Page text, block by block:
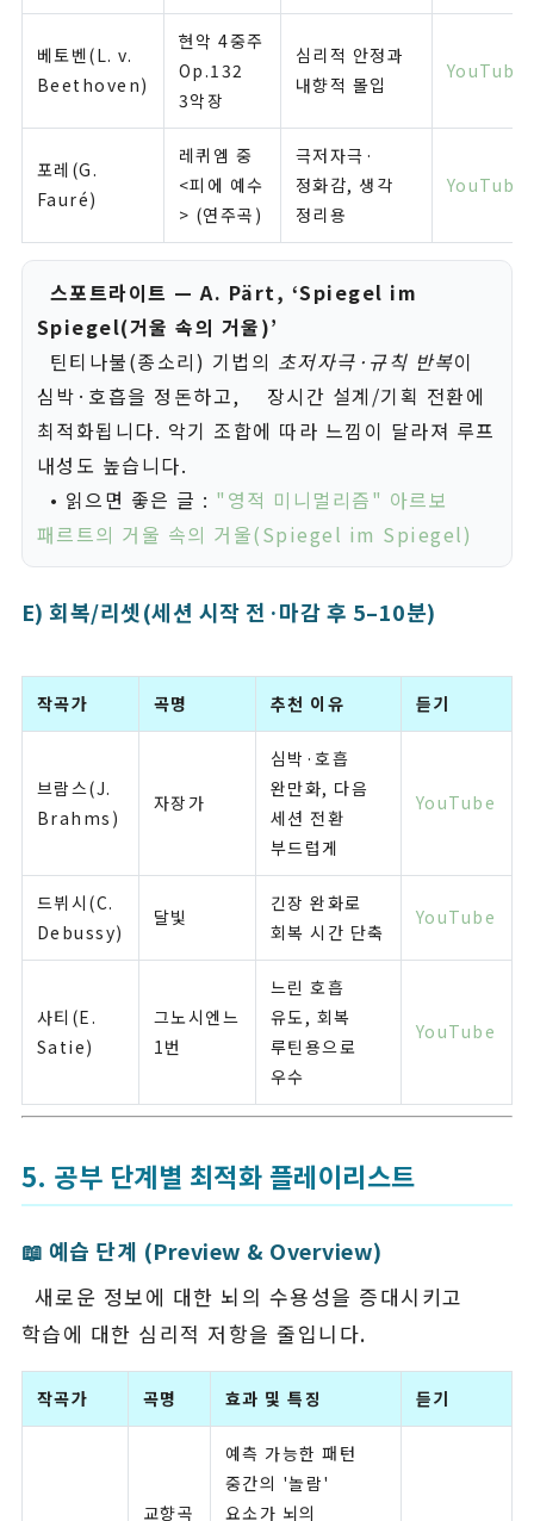
베토벤(L. v.
Beethoven)
현악 4중주
Op.132
3악장
심리적 안정과
내향적 몰입
YouTube
포레(G.
Fauré)
레퀴엠 중
<피에 예수
> (연주곡)
극저자극·
정화감, 생각
정리용
YouTube
스포트라이트 — A. Pärt, ‘Spiegel im
Spiegel(거울 속의 거울)’
틴티나불(종소리) 기법의 초저자극·규칙 반복이
심박·호흡을 정돈하고, 장시간 설계/기획 전환에
최적화됩니다. 악기 조합에 따라 느낌이 달라져 루프
내성도 높습니다.
• 읽으면 좋은 글 : "영적 미니멀리즘" 아르보
패르트의 거울 속의 거울(Spiegel im Spiegel)
E) 회복/리셋(세션 시작 전·마감 후 5–10분)
작곡가 곡명 추천 이유 듣기
브람스(J.
Brahms)
자장가
심박·호흡
완만화, 다음
세션 전환
부드럽게
YouTube
드뷔시(C.
Debussy)
달빛
긴장 완화로
회복 시간 단축
YouTube
사티(E.
Satie)
그노시엔느
1번
느린 호흡
유도, 회복
루틴용으로
우수
YouTube
5. 공부 단계별 최적화 플레이리스트
📖 예습 단계 (Preview & Overview)
새로운 정보에 대한 뇌의 수용성을 증대시키고
학습에 대한 심리적 저항을 줄입니다.
작곡가 곡명 효과 및 특징 듣기
교향곡
예측 가능한 패턴
중간의 '놀람'
요소가 뇌의